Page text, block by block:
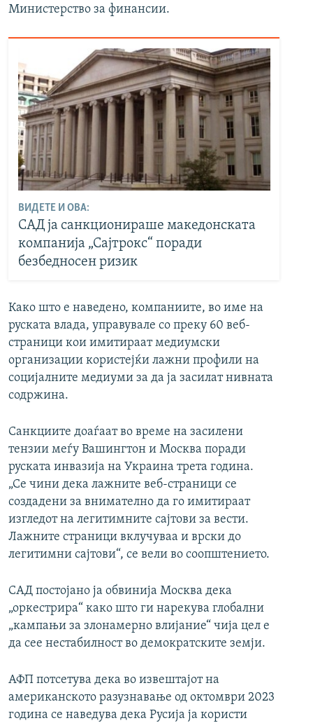
Министерство за финансии.
ВИДЕТЕ И ОВА:
САД ја санкционираше македонската
компанија „Сајтрокс“ поради
безбедносен ризик
Како што е наведено, компаниите, во име на
руската влада, управувале со преку 60 веб-
страници кои имитираат медиумски
организации користејќи лажни профили на
социјалните медиуми за да ја засилат нивната
содржина.
Санкциите доаѓаат во време на засилени
тензии меѓу Вашингтон и Москва поради
руската инвазија на Украина трета година.
„Се чини дека лажните веб-страници се
создадени за внимателно да го имитираат
изгледот на легитимните сајтови за вести.
Лажните страници вклучуваа и врски до
легитимни сајтови“, се вели во соопштението.
САД постојано ја обвинија Москва дека
„оркестрира“ како што ги нарекува глобални
„кампањи за злонамерно влијание“ чија цел е
да сее нестабилност во демократските земји.
АФП потсетува дека во извештајот на
американското разузнавање од октомври 2023
година се наведува дека Русија ја користи